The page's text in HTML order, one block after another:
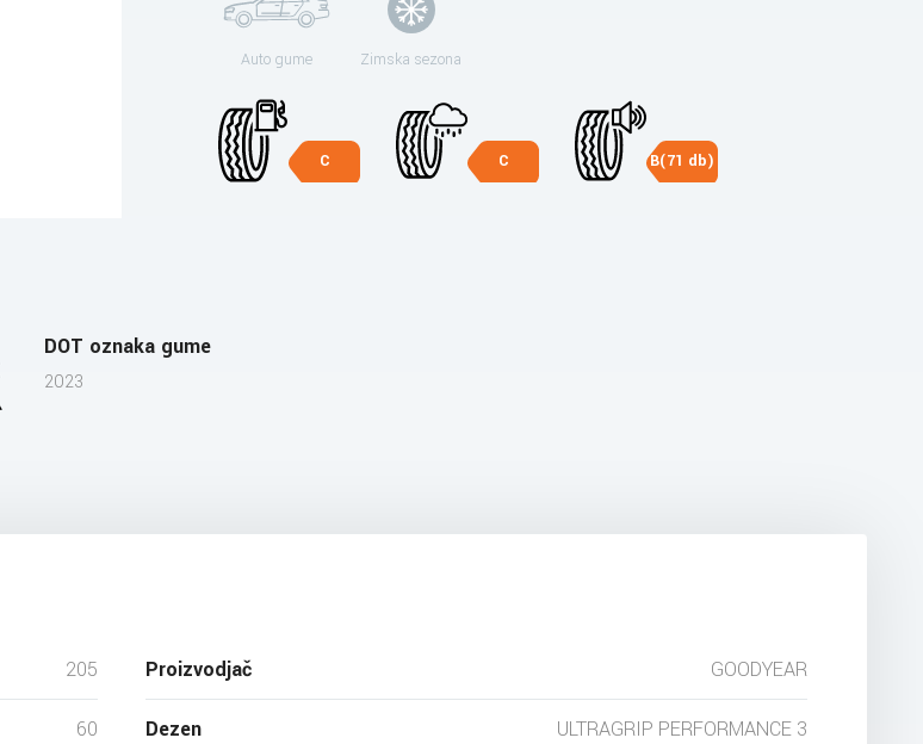
Auto gume Zimska sezona
C C B(71 db)
DOT oznaka gume
2023
205
60
Proizvodjač GOODYEAR
Dezen ULTRAGRIP PERFORMANCE 3